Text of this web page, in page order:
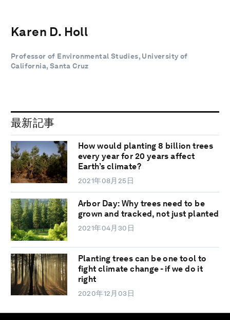
Karen D. Holl
Professor of Environmental Studies, University of
California, Santa Cruz
最新記事
How would planting 8 billion trees
every year for 20 years affect
Earth’s climate?
2021年08月25日
Arbor Day: Why trees need to be
grown and tracked, not just planted
2021年04月30日
Planting trees can be one tool to
fight climate change - if we do it
right
2020年12月03日